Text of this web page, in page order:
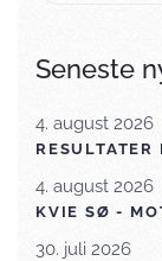
Seneste
4. august 2026
4. august 2026
KVIE SØ -
30. juli 2026